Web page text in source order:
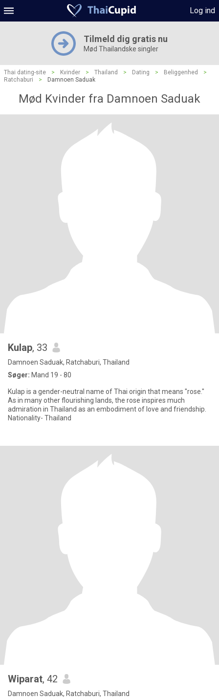
Log ind
Tilmeld dig gratis nu
Mød Thailandske singler
Thai dating-site > Kvinder > Thailand > Dating > Beliggenhed
>
Ratchaburi
> Damnoen Saduak
Mød Kvinder fra Damnoen Saduak
Kulap, 33
Damnoen Saduak, Ratchaburi, Thailand
Søger: Mand 19 - 80
Kulap is a gender-neutral name of Thai origin that means "rose."
As in many other flourishing lands, the rose inspires much
admiration in Thailand as an embodiment of love and friendship.
Nationality- Thailand
Wiparat, 42
Damnoen Saduak, Ratchaburi, Thailand